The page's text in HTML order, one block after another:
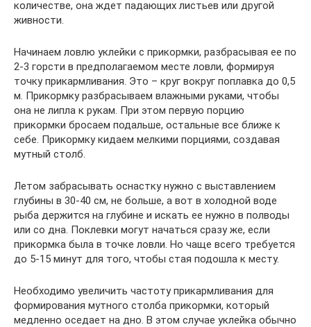
количестве, она ждет падающих листьев или другой
живности.
Начинаем ловлю уклейки с прикормки, разбрасывая ее по
2-3 горсти в предполагаемом месте ловли, формируя
точку прикармливания. Это – круг вокруг поплавка до 0,5
м. Прикормку разбрасываем влажными руками, чтобы
она не липла к рукам. При этом первую порцию
прикормки бросаем подальше, остальные все ближе к
себе. Прикормку кидаем мелкими порциями, создавая
мутный столб.
Летом забрасывать оснастку нужно с выставлением
глубины в 30-40 см, не больше, а вот в холодной воде
рыба держится на глубине и искать ее нужно в полводы
или со дна. Поклевки могут начаться сразу же, если
прикормка была в точке ловли. Но чаще всего требуется
до 5-15 минут для того, чтобы стая подошла к месту.
Необходимо увеличить частоту прикармливания для
формирования мутного столба прикормки, который
медленно оседает на дно. В этом случае уклейка обычно